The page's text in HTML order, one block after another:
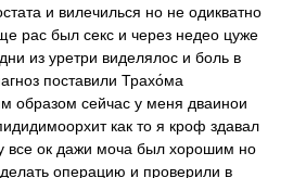
и вилечилься но не одикватно
рас был секс и через недео цуже
из уретри виделялос и боль в
поставили Трахо́ма
образом сейчас у меня дваинои
как то я кроф здавал
все ок дажи моча был хорошим но
операцию и проверили в